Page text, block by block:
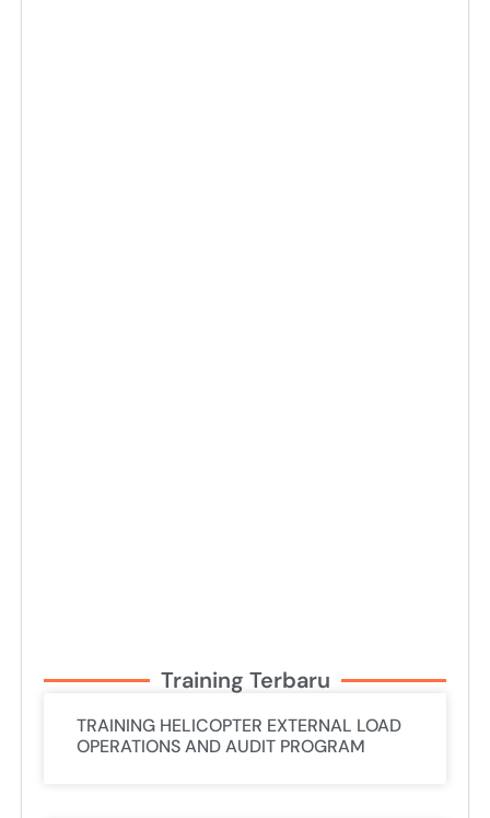
Training Terbaru
TRAINING HELICOPTER EXTERNAL LOAD
OPERATIONS AND AUDIT PROGRAM